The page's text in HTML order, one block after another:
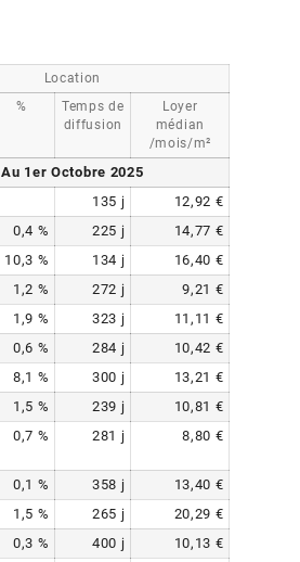
Location
%
Temps de
diffusion
Loyer
médian
/mois/m²
Au 1er Octobre 2025
135 j 12,92 €
0,4 % 225 j 14,77 €
10,3 % 134 j 16,40 €
1,2 % 272 j 9,21 €
1,9 % 323 j 11,11 €
0,6 % 284 j 10,42 €
8,1 % 300 j 13,21 €
1,5 % 239 j 10,81 €
0,7 % 281 j 8,80 €
0,1 % 358 j 13,40 €
1,5 % 265 j 20,29 €
0,3 % 400 j 10,13 €